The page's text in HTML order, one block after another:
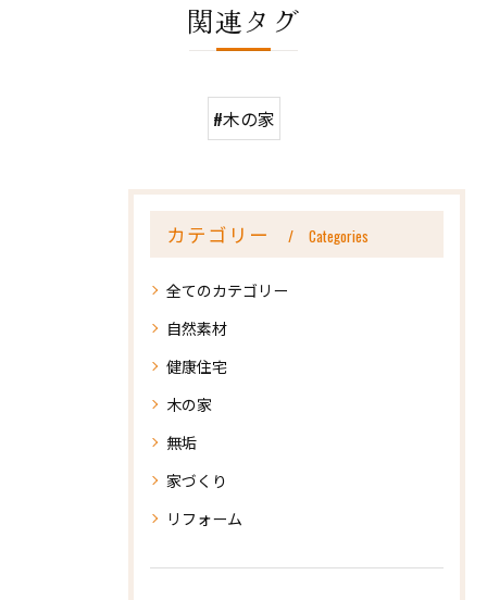
関連タグ
#木の家
カテゴリー Categories
全てのカテゴリー
自然素材
健康住宅
木の家
無垢
家づくり
リフォーム